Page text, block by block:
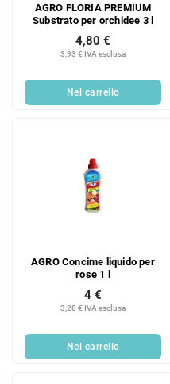
AGRO FLORIA PREMIUM
Substrato per orchidee 3 l
3,93 € IVA esclusa
4,80 €
Nel carrello
AGRO Concime liquido per
rose 1 l
3,28 € IVA esclusa
4 €
Nel carrello